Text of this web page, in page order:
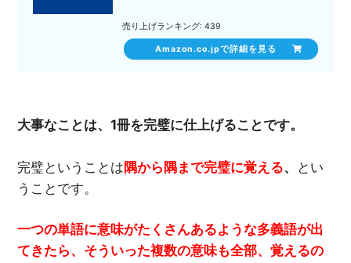
売り上げランキング: 439
Amazon.co.jpで詳細を見る
大事なことは、1冊を完璧に仕上げることです。
完璧ということは隅から隅まで完璧に覚える、
とい
うことです。
一つの単語に意味がたくさんあるような多義語が出
てきたら、そういった複数の意味も全部、覚えるの